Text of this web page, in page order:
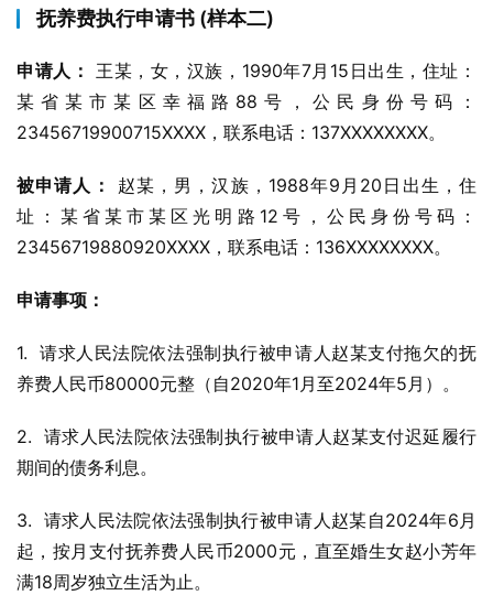
抚养费执行申请书 (样本二)
申请人： 王某，女，汉族，1990年7月15日出生，住址：
某省某市某区幸福路88号，公民身份号码：
23456719900715XXXX，联系电话：137XXXXXXXX。
被申请人：
赵某，男，汉族，1988年9月20日出生，住
址：某省某市某区光明路12号，公民身份号码：
23456719880920XXXX，联系电话：136XXXXXXXX。
申请事项：
1.  请求人民法院依法强制执行被申请人赵某支付拖欠的抚
养费人民币80000元整（自2020年1月至2024年5月）。
2.  请求人民法院依法强制执行被申请人赵某支付迟延履行
期间的债务利息。
3.  请求人民法院依法强制执行被申请人赵某自2024年6月
起，按月支付抚养费人民币2000元，直至婚生女赵小芳年
满18周岁独立生活为止。